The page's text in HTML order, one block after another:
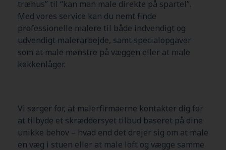
træhus” til “kan man male direkte på spartel”.
Med vores service kan du nemt finde
professionelle malere til både indvendigt og
udvendigt malerarbejde, samt specialopgaver
som at male mønstre på væggen eller at male
køkkenlåger.
Vi sørger for, at malerfirmaerne kontakter dig for
at tilbyde et skræddersyet tilbud baseret på dine
unikke behov – hvad end det drejer sig om at male
en væg i stuen eller at male loft og vægge samme